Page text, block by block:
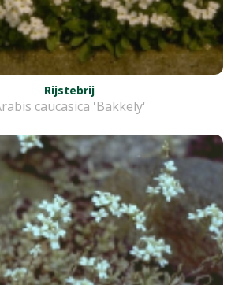
Rijstebrij
caucasica 'Bakkely'